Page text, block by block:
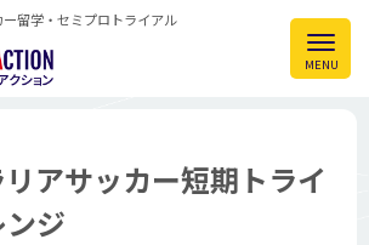
留学・セミプロトライアル
アサッカー短期トライ
ジ